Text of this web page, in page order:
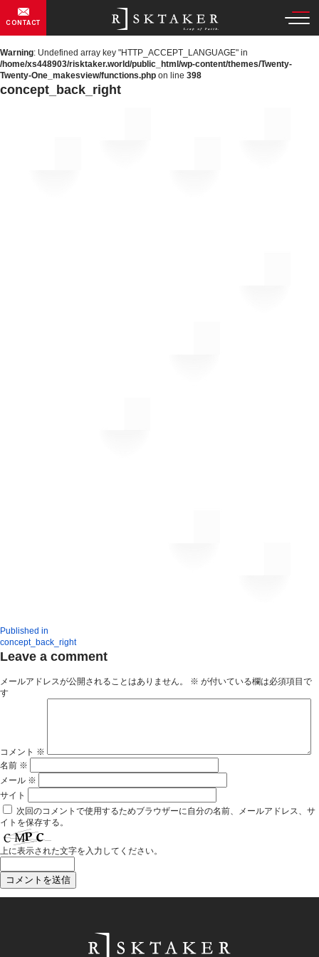
Warning: Undefined array key "HTTP_ACCEPT_LANGUAGE" in
/home/xs448903/risktaker.world/public_html/wp-content/themes/Twenty-
Twenty-One_makesview/functions.php on line 398
CONTACT
concept_back_right
Published in
concept_back_right
Leave a comment
メールアドレスが公開されることはありません。 ※ が付いている欄は必須項目で
す
コメント ※
名前 ※
メール ※
サイト
次回のコメントで使用するためブラウザーに自分の名前、メールアドレス、サ
イトを保存する。
上に表示された文字を入力してください。